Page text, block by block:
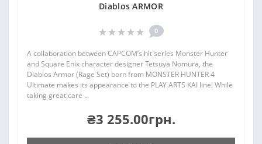
Diablos ARMOR
0
A collaboration between CAPCOM’s hit series Monster Hunter
and Square Enix character designer Tetsuya Nomura, the
Diablos Armor (Rage Set) born from MONSTER HUNTER 4
Ultimate makes its appearance to the PLAY ARTS KAI line! While
taking great care ..
₴3 255.00грн.